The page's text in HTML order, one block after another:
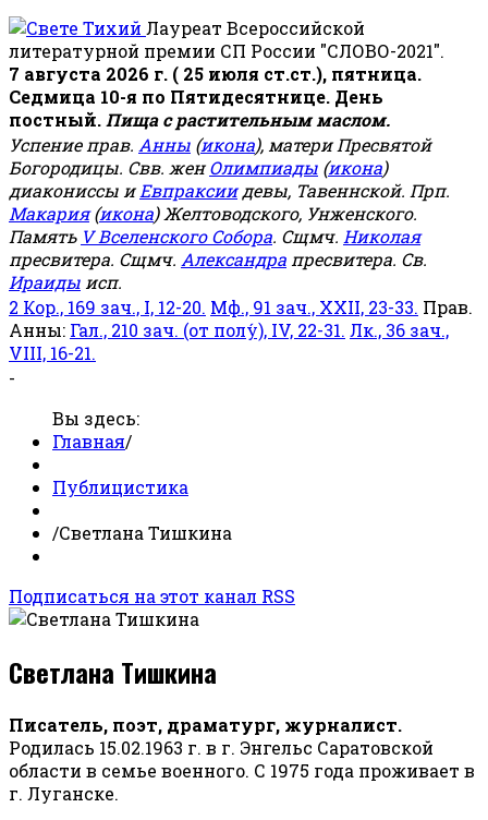
Лауреат Всероссийской
литературной премии СП России "СЛОВО-2021".
7 августа 2026 г. ( 25 июля ст.ст.), пятница.
Седмица 10-я по Пятидесятнице. День
постный. Пища с растительным маслом.
Успение прав. Анны (икона), матери Пресвятой
Богородицы. Свв. женОлимпиады (икона)
диакониссы иЕвпраксиидевы, Тавеннской. Прп.
Макария(икона) Желтоводского, Унженского.
Память V Вселенского Собора. Сщмч. Николая
пресвитера. Сщмч. Александра пресвитера. Св.
Ираиды исп.
2 Кор., 169 зач., I, 12-20. Мф., 91 зач., XXII, 23-33. Прав.
Анны: Гал., 210 зач. (от полу́), IV, 22-31. Лк., 36 зач.,
VIII, 16-21.
-
Вы здесь:
Главная/
Публицистика
/Светлана Тишкина
Подписаться на этот канал RSS
Светлана Тишкина
Писатель, поэт, драматург, журналист.
Родилась 15.02.1963 г. в г. Энгельс Саратовской
области в семье военного. С 1975 года проживает в
г. Луганске.